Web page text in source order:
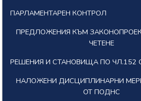
ПАРЛАМЕНТАРЕН КОНТРОЛ
ПРЕДЛОЖЕНИЯ КЪМ
ЧЕТЕНЕ
РЕШЕНИЯ И СТАНОВИЩА ПО ЧЛ.152
НАЛОЖЕНИ ДИСЦИПЛИНАРНИ
ОТ ПОДНС